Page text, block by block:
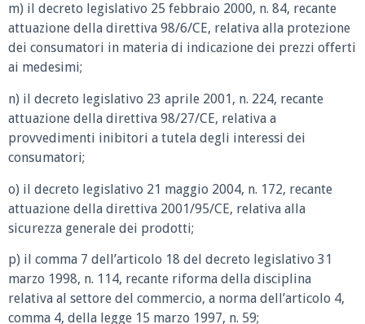
m) il decreto legislativo 25 febbraio 2000, n. 84, recante
attuazione della direttiva 98/6/CE, relativa alla protezione
dei consumatori in materia di indicazione dei prezzi offerti
ai medesimi;
n) il decreto legislativo 23 aprile 2001, n. 224, recante
attuazione della direttiva 98/27/CE, relativa a
provvedimenti inibitori a tutela degli interessi dei
consumatori;
o) il decreto legislativo 21 maggio 2004, n. 172, recante
attuazione della direttiva 2001/95/CE, relativa alla
sicurezza generale dei prodotti;
p) il comma 7 dell’articolo 18 del decreto legislativo 31
marzo 1998, n. 114, recante riforma della disciplina
relativa al settore del commercio, a norma dell’articolo 4,
comma 4, della legge 15 marzo 1997, n. 59;